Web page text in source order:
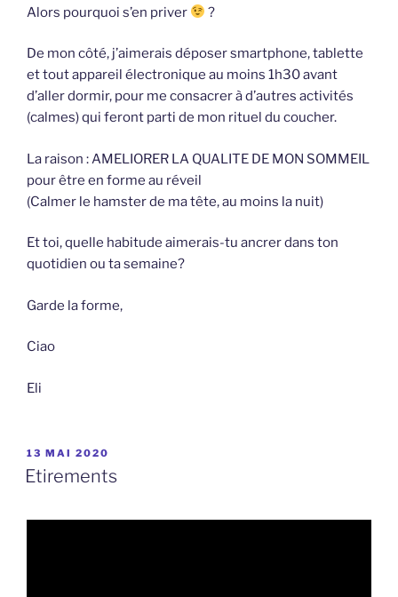
Alors pourquoi s’en priver ?
De mon côté, j’aimerais déposer smartphone, tablette
et tout appareil électronique au moins 1h30 avant
d’aller dormir, pour me consacrer à d’autres activités
(calmes) qui feront parti de mon rituel du coucher.
La raison : AMELIORER LA QUALITE DE MON SOMMEIL
pour être en forme au réveil
(Calmer le hamster de ma tête, au moins la nuit)
Et toi, quelle habitude aimerais-tu ancrer dans ton
quotidien ou ta semaine?
Garde la forme,
Ciao
Eli
PUBLIÉ
LE
13 MAI 2020
Etirements